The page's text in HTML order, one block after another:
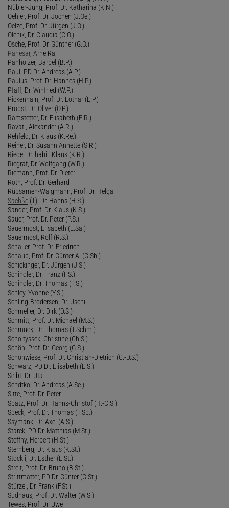
Nübler-Jung, Prof. Dr. Katharina (K.N.)
Oehler, Prof. Dr. Jochen (J.Oe.)
Oelze, Prof. Dr. Jürgen (J.O.)
Olenik, Dr. Claudia (C.O.)
Osche, Prof. Dr. Günther (G.O.)
Panesar, Arne Raj
Panholzer, Bärbel (B.P.)
Paul, PD Dr. Andreas (A.P.)
Paulus, Prof. Dr. Hannes (H.P.)
Pfaff, Dr. Winfried (W.P.)
Pickenhain, Prof. Dr. Lothar (L.P.)
Probst, Dr. Oliver (O.P.)
Ramstetter, Dr. Elisabeth (E.R.)
Ravati, Alexander (A.R.)
Rehfeld, Dr. Klaus (K.Re.)
Reiner, Dr. Susann Annette (S.R.)
Riede, Dr. habil. Klaus (K.R.)
Riegraf, Dr. Wolfgang (W.R.)
Riemann, Prof. Dr. Dieter
Roth, Prof. Dr. Gerhard
Rübsamen-Waigmann, Prof. Dr. Helga
Sachße (†), Dr. Hanns (H.S.)
Sander, Prof. Dr. Klaus (K.S.)
Sauer, Prof. Dr. Peter (P.S.)
Sauermost, Elisabeth (E.Sa.)
Sauermost, Rolf (R.S.)
Schaller, Prof. Dr. Friedrich
Schaub, Prof. Dr. Günter A. (G.Sb.)
Schickinger, Dr. Jürgen (J.S.)
Schindler, Dr. Franz (F.S.)
Schindler, Dr. Thomas (T.S.)
Schley, Yvonne (Y.S.)
Schling-Brodersen, Dr. Uschi
Schmeller, Dr. Dirk (D.S.)
Schmitt, Prof. Dr. Michael (M.S.)
Schmuck, Dr. Thomas (T.Schm.)
Scholtyssek, Christine (Ch.S.)
Schön, Prof. Dr. Georg (G.S.)
Schönwiese, Prof. Dr. Christian-Dietrich (C.-D.S.)
Schwarz, PD Dr. Elisabeth (E.S.)
Seibt, Dr. Uta
Sendtko, Dr. Andreas (A.Se.)
Sitte, Prof. Dr. Peter
Spatz, Prof. Dr. Hanns-Christof (H.-C.S.)
Speck, Prof. Dr. Thomas (T.Sp.)
Ssymank, Dr. Axel (A.S.)
Starck, PD Dr. Matthias (M.St.)
Steffny, Herbert (H.St.)
Sternberg, Dr. Klaus (K.St.)
Stöckli, Dr. Esther (E.St.)
Streit, Prof. Dr. Bruno (B.St.)
Strittmatter, PD Dr. Günter (G.St.)
Stürzel, Dr. Frank (F.St.)
Sudhaus, Prof. Dr. Walter (W.S.)
Tewes, Prof. Dr. Uwe